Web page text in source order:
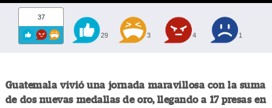
37
29 3 4 1
Guatemala vivió una jornada maravillosa con la suma
de dos nuevas medallas de oro, llegando a 17 presas en